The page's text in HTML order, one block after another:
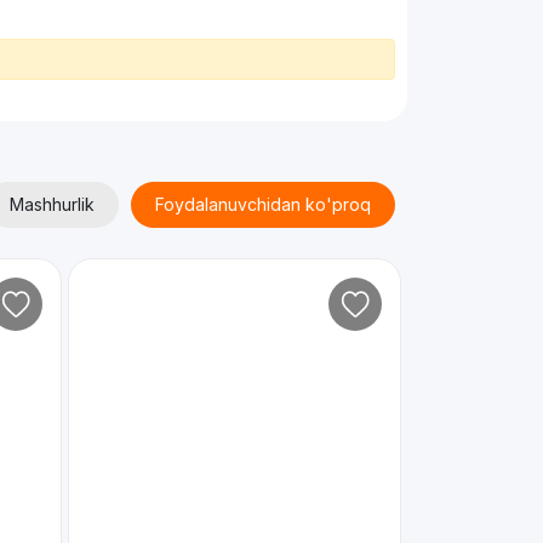
Mashhurlik Foydalanuvchidan ko'proq